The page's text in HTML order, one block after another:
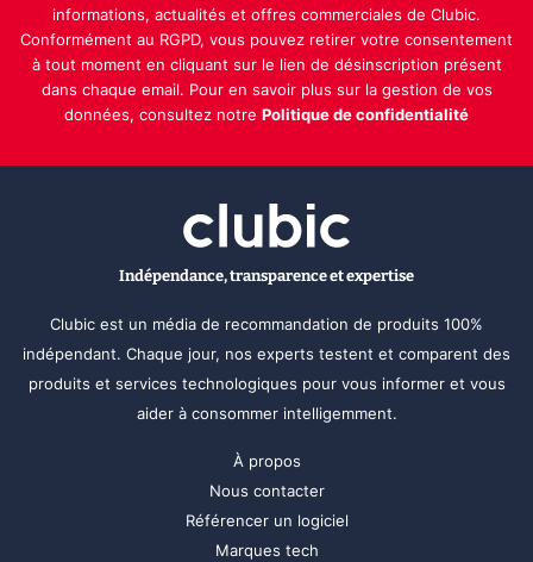
informations, actualités et offres commerciales de Clubic.
Conformément au RGPD, vous pouvez retirer votre consentement
à tout moment en cliquant sur le lien de désinscription présent
dans chaque email. Pour en savoir plus sur la gestion de vos
données, consultez notre Politique de confidentialité
Indépendance, transparence et expertise
Clubic est un média de recommandation de produits 100%
indépendant. Chaque jour, nos experts testent et comparent des
produits et services technologiques pour vous informer et vous
aider à consommer intelligemment.
À propos
Nous contacter
Référencer un logiciel
Marques tech